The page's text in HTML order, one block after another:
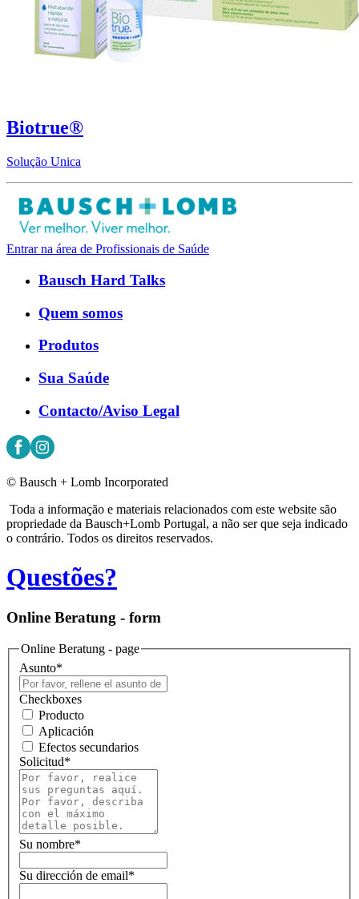
Biotrue®
Solução Unica
Entrar na área de Profissionais de Saúde
Bausch Hard Talks
Quem somos
Produtos
Sua Saúde
Contacto/Aviso Legal
© Bausch + Lomb Incorporated
Toda a informação e materiais relacionados com este website são
propriedade da Bausch+Lomb Portugal, a não ser que seja indicado
o contrário. Todos os direitos reservados.
Questões?
Online Beratung - form
Online Beratung - page
Asunto*
Checkboxes
Producto
Aplicación
Efectos secundarios
Solicitud*
Su nombre*
Su dirección de email*